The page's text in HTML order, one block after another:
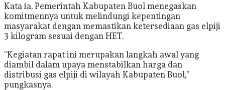
Kata ia, Pemerintah Kabupaten Buol menegaskan
komitmennya untuk melindungi kepentingan
masyarakat dengan memastikan ketersediaan gas elpiji
3 kilogram sesuai dengan HET.
“Kegiatan rapat ini merupakan langkah awal yang
diambil dalam upaya menstabilkan harga dan
distribusi gas elpiji di wilayah Kabupaten Buol,”
pungkasnya.